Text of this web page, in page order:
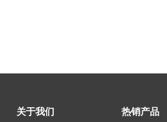
关于我们 热销产品